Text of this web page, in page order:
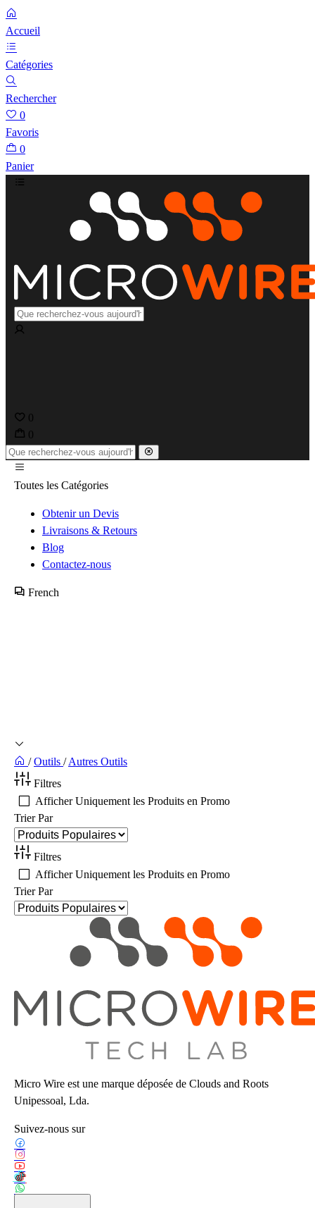
Accueil
Catégories
Rechercher
0
Favoris
0
Panier
0
0
Toutes les Catégories
Obtenir un Devis
Livraisons & Retours
Blog
Contactez-nous
French
/ Outils /Autres Outils
Filtres
Afficher Uniquement les Produits en Promo
Trier Par
Filtres
Afficher Uniquement les Produits en Promo
Trier Par
Micro Wire est une marque déposée de Clouds and Roots
Unipessoal, Lda.
Suivez-nous sur